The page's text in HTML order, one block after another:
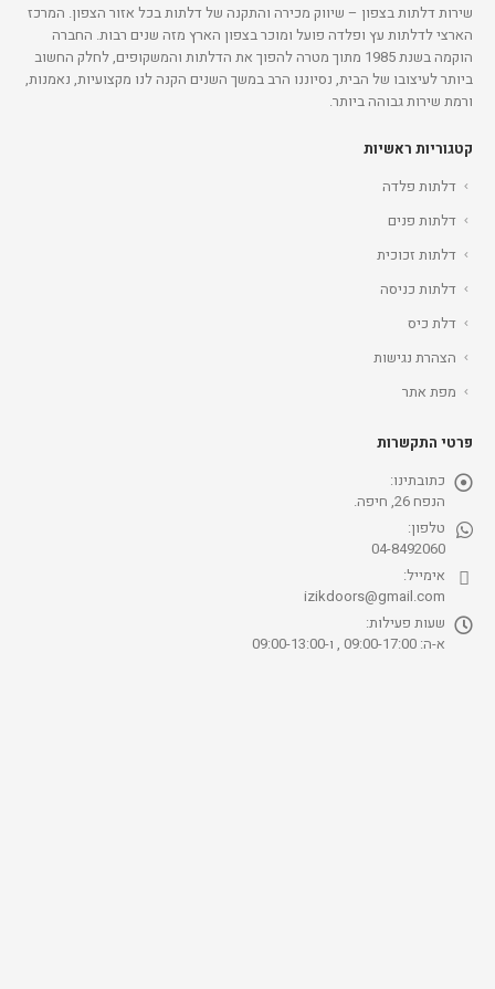
שירות דלתות בצפון – שיווק מכירה והתקנה של דלתות בכל אזור הצפון. המרכז
הארצי לדלתות עץ ופלדה פועל ומוכר בצפון הארץ מזה שנים רבות. החברה
הוקמה בשנת 1985 מתוך מטרה להפוך את הדלתות והמשקופים, לחלק החשוב
ביותר לעיצובו של הבית, נסיוננו הרב במשך השנים הקנה לנו מקצועיות, נאמנות,
ורמת שירות גבוהה ביותר.
קטגוריות ראשיות
דלתות פלדה
דלתות פנים
דלתות זכוכית
דלתות כניסה
דלת כיס
הצהרת נגישות
מפת אתר
פרטי התקשרות
כתובתינו:
הנפח 26, חיפה.
טלפון:
04-8492060
אימייל:
izikdoors@gmail.com
שעות פעילות:
א-ה: 09:00-17:00 , ו-09:00-13:00